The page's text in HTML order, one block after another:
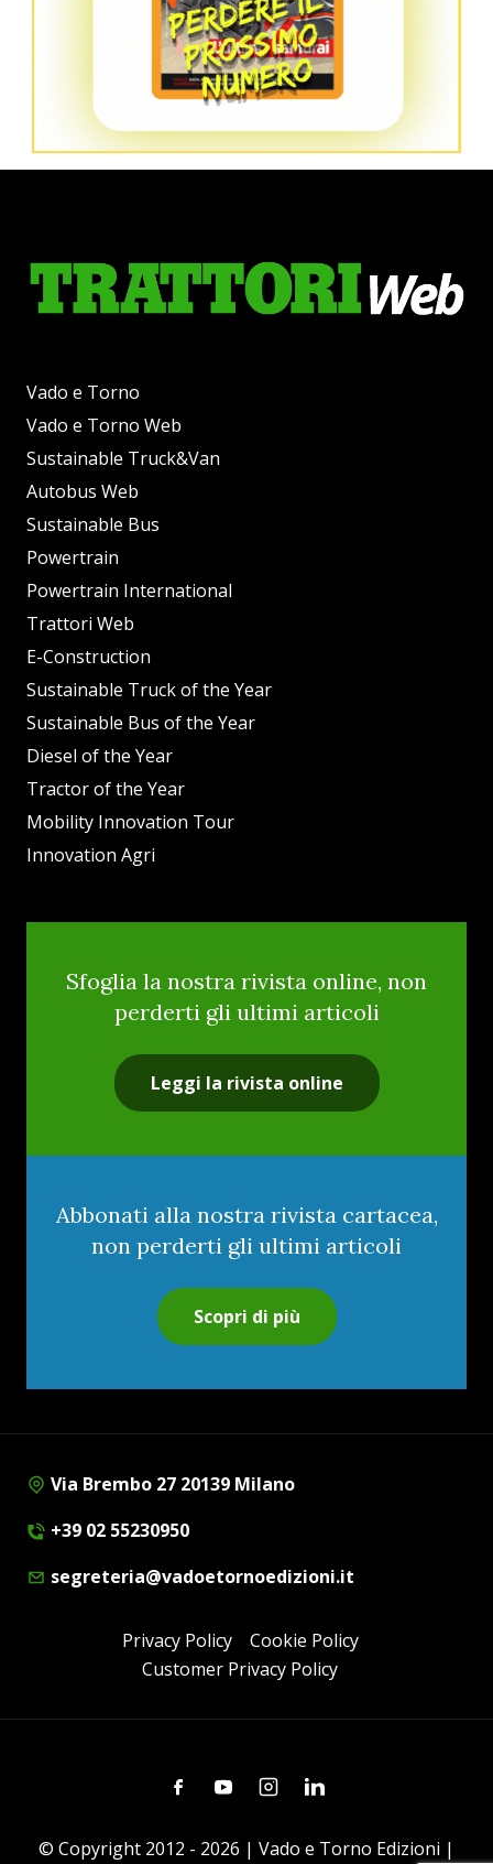
Vado e Torno
Vado e Torno Web
Sustainable Truck&Van
Autobus Web
Sustainable Bus
Powertrain
Powertrain International
Trattori Web
E-Construction
Sustainable Truck of the Year
Sustainable Bus of the Year
Diesel of the Year
Tractor of the Year
Mobility Innovation Tour
Innovation Agri
Sfoglia la nostra rivista online, non
perderti gli ultimi articoli
Leggi la rivista online
Abbonati alla nostra rivista cartacea,
non perderti gli ultimi articoli
Scopri di più
Via Brembo 27 20139 Milano
+39 02 55230950
segreteria@vadoetornoedizioni.it
Privacy Policy
Cookie Policy
Customer Privacy Policy
FacebookYoutubeInstagramLinkedin
© Copyright 2012 - 2026 | Vado e Torno Edizioni |